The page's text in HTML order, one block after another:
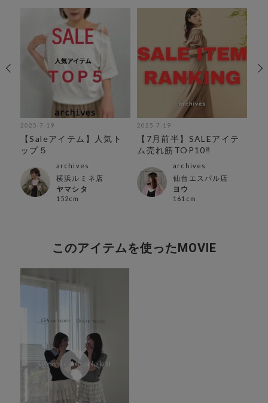
2025-7-19
【Saleアイテム】人気ト
ップ５
archives
横浜ルミネ店
ヤマシタ
152cm
2025-7-19
【7月前半】SALEアイテ
ム売れ筋TOP10‼︎
archives
仙台エスパル店
ヨウ
161cm
このアイテムを使ったMOVIE